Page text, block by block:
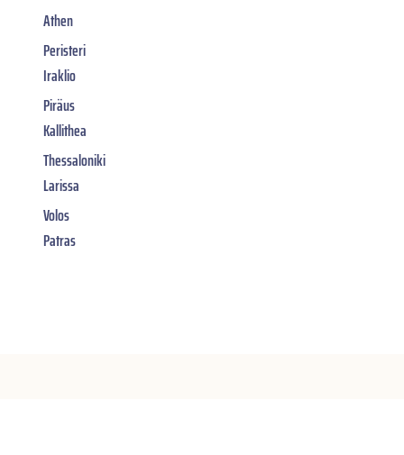
Athen
Peristeri
Iraklio
Piräus
Kallithea
Thessaloniki
Larissa
Volos
Patras